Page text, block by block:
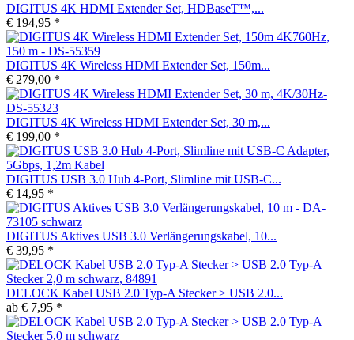
DIGITUS 4K HDMI Extender Set, HDBaseT™,...
€ 194,95 *
DIGITUS 4K Wireless HDMI Extender Set, 150m...
€ 279,00 *
DIGITUS 4K Wireless HDMI Extender Set, 30 m,...
€ 199,00 *
DIGITUS USB 3.0 Hub 4-Port, Slimline mit USB-C...
€ 14,95 *
DIGITUS Aktives USB 3.0 Verlängerungskabel, 10...
€ 39,95 *
DELOCK Kabel USB 2.0 Typ-A Stecker > USB 2.0...
ab € 7,95 *